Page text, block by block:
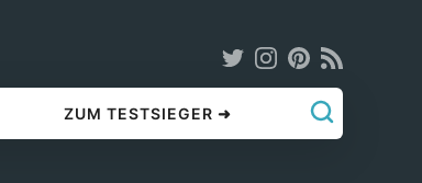
ZUM TESTSIEGER ➜